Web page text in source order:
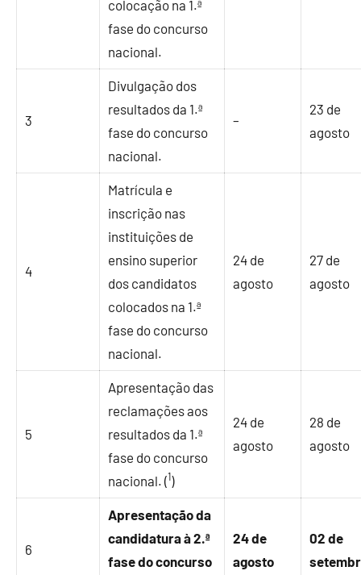
colocação na 1.ª
fase do concurso
nacional.
3
Divulgação dos
resultados da 1.ª
fase do concurso
nacional.
–
23 de
agosto
4
Matrícula e
inscrição nas
instituições de
ensino superior
dos candidatos
colocados na 1.ª
fase do concurso
nacional.
24 de
agosto
27 de
agosto
5
Apresentação das
reclamações aos
resultados da 1.ª
fase do concurso
nacional. (1)
24 de
agosto
28 de
agosto
6
Apresentação da
candidatura à 2.ª
fase do concurso
24 de
agosto
02 de